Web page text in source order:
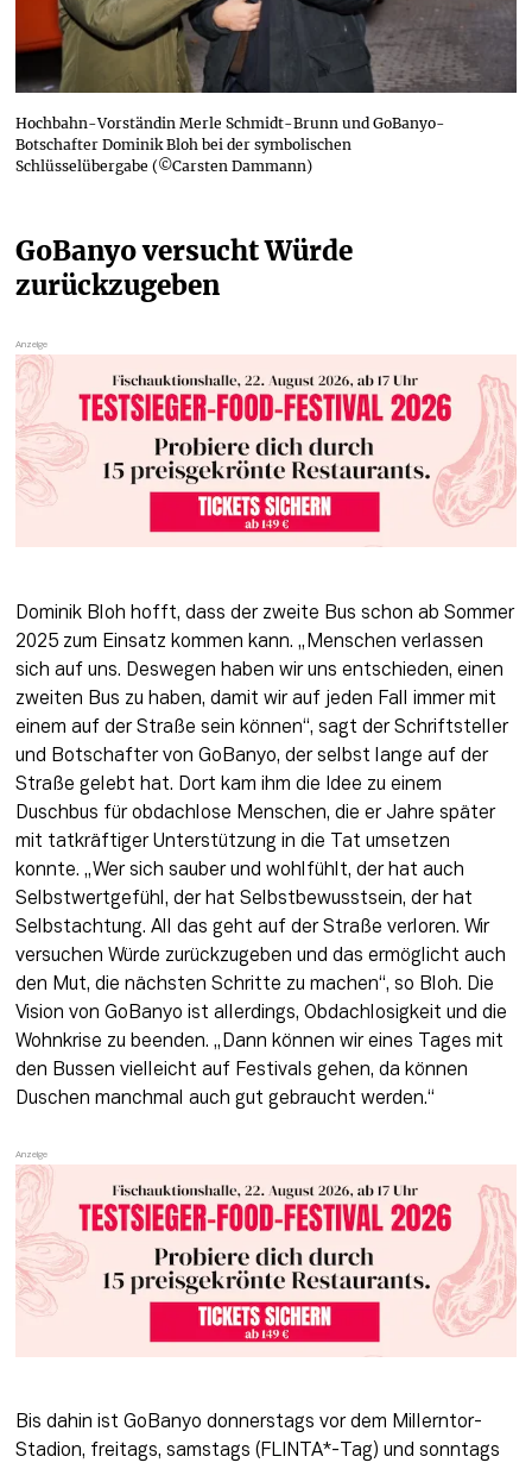
Hochbahn-Vorständin Merle Schmidt-Brunn und GoBanyo-
Botschafter Dominik Bloh bei der symbolischen
Schlüsselübergabe (©Carsten Dammann)
GoBanyo versucht Würde
zurückzugeben
Dominik Bloh hofft, dass der zweite Bus schon ab Sommer
2025 zum Einsatz kommen kann. „Menschen verlassen
sich auf uns. Deswegen haben wir uns entschieden, einen
zweiten Bus zu haben, damit wir auf jeden Fall immer mit
einem auf der Straße sein können“, sagt der Schriftsteller
und Botschafter von GoBanyo, der selbst lange auf der
Straße gelebt hat. Dort kam ihm die Idee zu einem
Duschbus für obdachlose Menschen, die er Jahre später
mit tatkräftiger Unterstützung in die Tat umsetzen
konnte. „Wer sich sauber und wohlfühlt, der hat auch
Selbstwertgefühl, der hat Selbstbewusstsein, der hat
Selbstachtung. All das geht auf der Straße verloren. Wir
versuchen Würde zurückzugeben und das ermöglicht auch
den Mut, die nächsten Schritte zu machen“, so Bloh. Die
Vision von GoBanyo ist allerdings, Obdachlosigkeit und die
Wohnkrise zu beenden. „Dann können wir eines Tages mit
den Bussen vielleicht auf Festivals gehen, da können
Duschen manchmal auch gut gebraucht werden.“
Bis dahin ist GoBanyo donnerstags vor dem Millerntor-
Stadion, freitags, samstags (FLINTA*-Tag) und sonntags